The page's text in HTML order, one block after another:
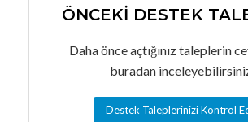
ÖNCEKİ DESTEK
Daha önce açtığınız taleplerin
buradan
Destek Taleplerinizi Kontrol